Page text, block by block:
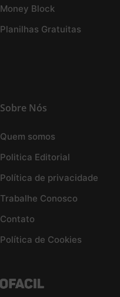
Money Block
Planilhas Gratuitas
Sobre Nós
Quem somos
Politica Editorial
Política de privacidade
Trabalhe Conosco
Contato
Política de Cookies